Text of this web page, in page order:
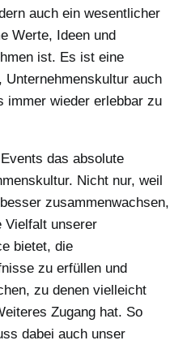
auch ein wesentlicher
Werte, Ideen und
ist. Es ist eine
Unternehmenskultur auch
immer wieder erlebbar zu
das absolute
Nicht nur, weil
zusammenwachsen,
Vielfalt unserer
bietet, die
zu erfüllen und
zu denen vielleicht
Zugang hat. So
dabei auch unser